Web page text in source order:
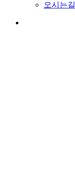
오시는길